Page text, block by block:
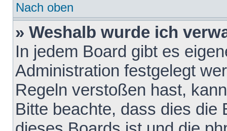
Nach oben
» Weshalb wurde ich
In jedem Board gibt es
Administration festgelegt
Regeln verstoßen hast,
Bitte beachte, dass dies die